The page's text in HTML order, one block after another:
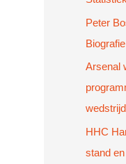
Peter
Arsenal
HHC
stand